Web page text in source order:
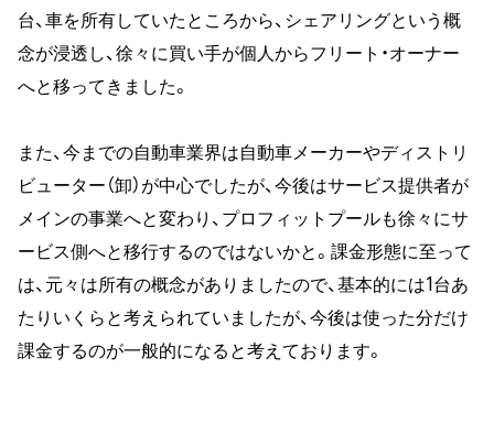
台、車を所有していたところから、シェアリングという概
念が浸透し、徐々に買い手が個人からフリート・オーナー
へと移ってきました。
また、今までの自動車業界は自動車メーカーやディストリ
ビューター（卸）が中心でしたが、今後はサービス提供者が
メインの事業へと変わり、プロフィットプールも徐々にサ
ービス側へと移行するのではないかと。課金形態に至って
は、元々は所有の概念がありましたので、基本的には1台あ
たりいくらと考えられていましたが、今後は使った分だけ
課金するのが一般的になると考えております。